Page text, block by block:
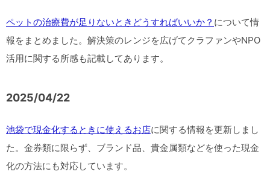
ペットの治療費が足りないときどうすればいいか？ について情
報をまとめました。解決策のレンジを広げてクラファンやNPO
活用に関する所感も記載してあります。
2025/04/22
池袋で現金化するときに使えるお店に関する情報を更新しまし
た。金券類に限らず、ブランド品、貴金属類などを使った現金
化の方法にも対応しています。